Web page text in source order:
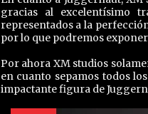
gracias al excelentísimo
representados a la
por lo que podremos
Por ahora XM studios
en cuanto sepamos todos
impactante figura de